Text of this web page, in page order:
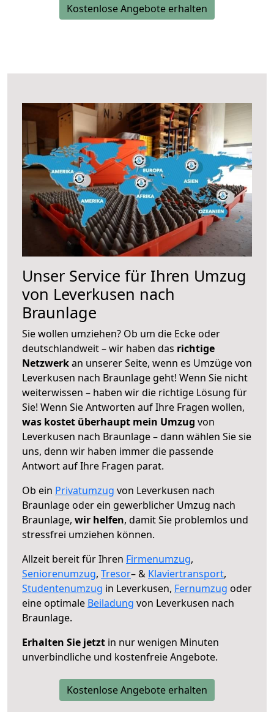
Kostenlose Angebote erhalten
Unser Service für Ihren Umzug
von Leverkusen nach
Braunlage
Sie wollen umziehen? Ob um die Ecke oder
deutschlandweit – wir haben das richtige
Netzwerkan unserer Seite, wenn es Umzüge von
Leverkusen nach Braunlage geht! Wenn Sie nicht
weiterwissen – haben wir die richtige Lösung für
Sie! Wenn Sie Antworten auf Ihre Fragen wollen,
was kostet überhaupt mein Umzug von
Leverkusen nach Braunlage – dann wählen Sie sie
uns, denn wir haben immer die passende
Antwort auf Ihre Fragen parat.
Ob ein Privatumzug von Leverkusen nach
Braunlage oder ein gewerblicher Umzug nach
Braunlage, wir helfen, damit Sie problemlos und
stressfrei umziehen können.
Allzeit bereit für Ihren Firmenumzug,
Seniorenumzug, Tresor– & Klaviertransport,
Studentenumzug in Leverkusen, Fernumzug oder
eine optimale Beiladung von Leverkusen nach
Braunlage.
Erhalten Sie jetzt in nur wenigen Minuten
unverbindliche und kostenfreie Angebote.
Kostenlose Angebote erhalten